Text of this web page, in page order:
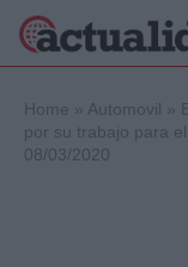
Home » Automovil »
por su trabajo para
08/03/2020